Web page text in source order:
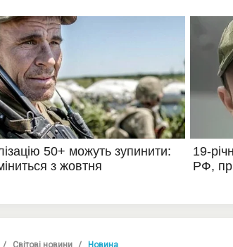
Світові новини Новина